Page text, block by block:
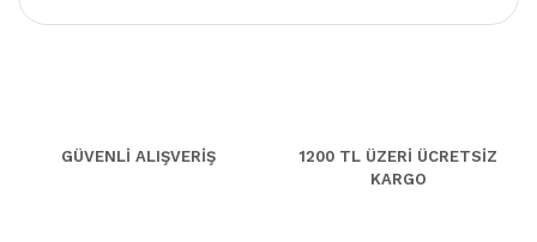
GÜVENLİ ALIŞVERİŞ
1200 TL ÜZERİ ÜCRETSİZ
KARGO